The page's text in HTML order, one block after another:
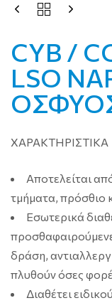
CYB /
LSO
ΧΑΡΑΚΤΗΡΙΣΤΙΚΑ
Αποτελείται
τμήματα, πρόσθιο
Εσωτερικά
δράση,
πλυθούν όσες
Διαθέτει